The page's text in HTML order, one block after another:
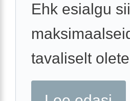
Ehk esialgu
tavaliselt